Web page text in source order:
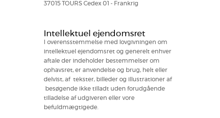
37015 TOURS Cedex 01 - Frankrig
Intellektuel ejendomsret
I overensstemmelse med lovgivningen om
intellektuel ejendomsret og generelt enhver
aftale der indeholder bestemmelser om
ophavsret, er anvendelse og brug, helt eller
delvist, af tekster, billeder og illustrationer af
besøgende ikke tilladt uden forudgående
tilladelse af udgiveren eller vore
befuldmægtigede.